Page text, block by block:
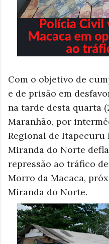
Com o objetivo de
e de prisão em
na tarde desta quarta
Maranhão, por
Regional de Itapecuru
Miranda do Norte
repressão ao tráfico
Morro da Macaca,
Miranda do Norte.